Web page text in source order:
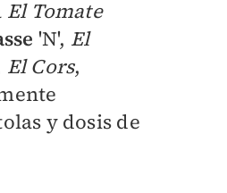
El Tomate
'N', El
El Cors,
y dosis de